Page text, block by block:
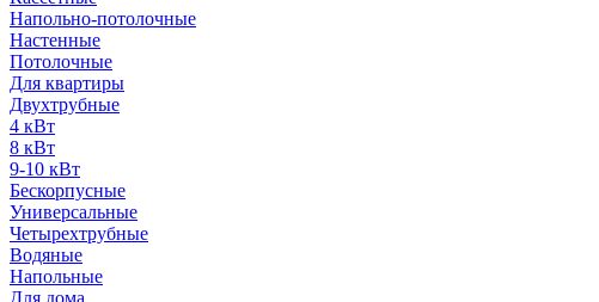
Напольно-потолочные
Настенные
Потолочные
Для квартиры
Двухтрубные
4 кВт
8 кВт
9-10 кВт
Бескорпусные
Универсальные
Четырехтрубные
Водяные
Напольные
Для дома